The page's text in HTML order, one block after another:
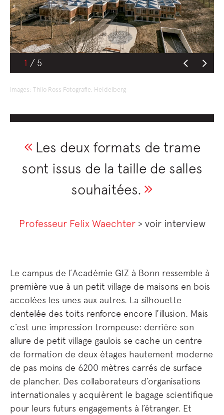
1
Images: Thilo Ross Fotografie, Heidelberg
Les deux formats de trame
sont issus de la taille de salles
souhaitées.
Professeur Felix Waechter > voir interview
Le campus de l’Académie GIZ à Bonn ressemble à
première vue à un petit village de maisons en bois
accolées les unes aux autres. La silhouette
dentelée des toits renforce encore l’illusion. Mais
c’est une impression trompeuse: derrière son
allure de petit village gaulois se cache un centre
de formation de deux étages hautement moderne
de pas moins de 6200 mètres carrés de surface
de plancher. Des collaborateurs d’organisations
internationales y acquièrent le bagage scientifique
pour leurs futurs engagements à l’étranger. Et